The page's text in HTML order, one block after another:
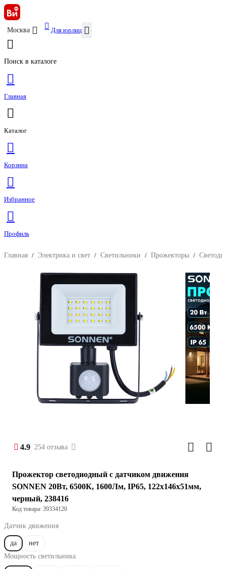
Москва Для юрлиц
Поиск в каталоге
Главная
Каталог
Корзина
Избранное
Профиль
Главная / Электрика и свет / Светильники / Прожекторы /
4.9 254 отзыва
Прожектор светодиодный с датчиком движения
SONNEN 20Вт, 6500К, 1600Лм, IP65, 122x146x51мм,
черный, 238416
Код товара: 39334120
Датчик движения
да
нет
Мощность светильника